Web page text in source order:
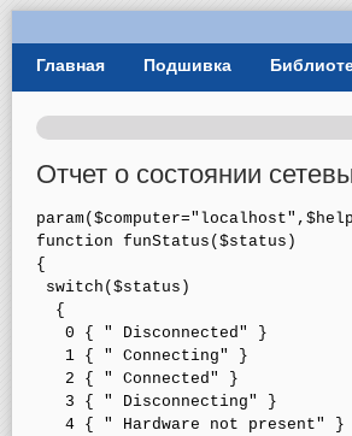
User Menu
Отчет о состоянии
function funStatus($status)
{
switch($status)
  {
   0 { " Disconnected" }
   1 { " Connecting" }
   2 { " Connected" }
   3 { " Disconnecting" }
   4 { " Hardware not present" }
Главное меню
Главная Подшивка